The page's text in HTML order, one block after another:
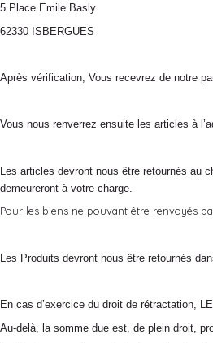
5 Place Emile Basly
62330 ISBERGUES
Après vérification, Vous recevrez de notre
Vous nous renverrez ensuite les articles à
Les articles devront nous être retournés au
demeureront à votre charge.
Pour les biens ne pouvant être renvoyés
Les Produits devront nous être retournés
En cas d’exercice du droit de rétractation,
Au-delà, la somme due est, de plein droit,